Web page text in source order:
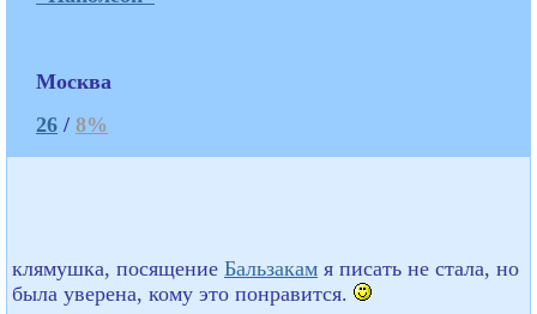
Москва
26 / 8%
клямушка, посящение Бальзакам я писать не стала, но
была уверена, кому это понравится.